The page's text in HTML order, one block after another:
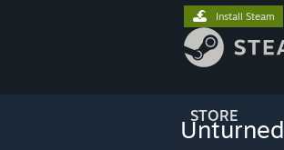
STORE
Install Steam
Unturned